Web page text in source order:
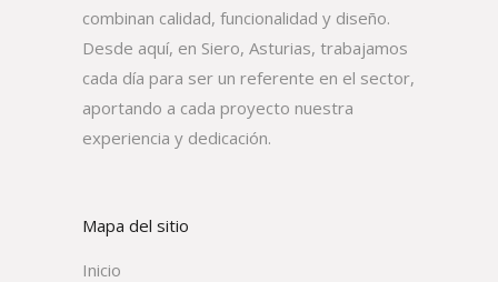
combinan calidad, funcionalidad y diseño.
Desde aquí, en Siero, Asturias, trabajamos
cada día para ser un referente en el sector,
aportando a cada proyecto nuestra
experiencia y dedicación.
Mapa del sitio
Inicio